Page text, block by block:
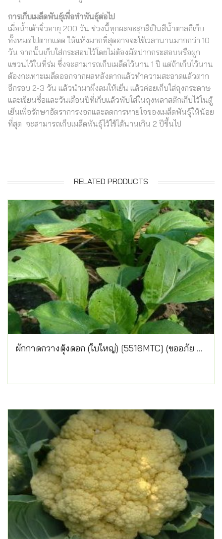
การเก็บเมล็ดพันธุ์เพื่อทำพันธุ์ต่อไป
เมื่อน้ำเต้าจิ๋วอายุ 200 วัน ช่วงนี้ทุกผลจะสุกสีเป็นสีน้ำตาลก็เก็บ
ทั้งหมดไปตากแดด ให้แห้งมากที่สุดอาจจะใช้เวลานานมากกว่า 10
วัน จากนั้นเก็บใส่กระสอบไว้โดยไม่ต้องมัดปากกระสอบหรือผูก
แขวนไว้ในที่ร่ม ซึ่งจะสามารถเก็บเมล็ดไว้นาน 1 ปี แต่ถ้าเก็บไว้นาน
ต้องกะเทาะเมล็ดออกจากผลหลังตากแล้วทำความสะอาดแล้วตาก
อีกรอบ 2-3 วัน แล้วนำมาผึงลมให้เย็น แล้วค่อยเก็บใส่ถุงกระดาษ
และเขียนชื่อและวันเดือนปีที่เก็บแล้วพับใส่ในถุงพลาสติกเก็บไว้ในตู้
เย็นเพื่อรักษาอัตราการงอกและลดการหายใจของเมล็ดพันธุ์ให้น้อย
ที่สุด จะสามารถเก็บเมล็ดพันธุ์ไว้ใช้ได้นานเกิน 2 ปีขึ้นไป
RELATED PRODUCTS
ผักกาดกวางตุ้งดอก (ใบใหญ่) [5516MTC] (ขออภัย สินค้าหมด)